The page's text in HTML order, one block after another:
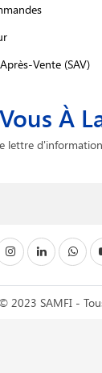
Vente (SAV)
À
lettre
2023 SAMFI -